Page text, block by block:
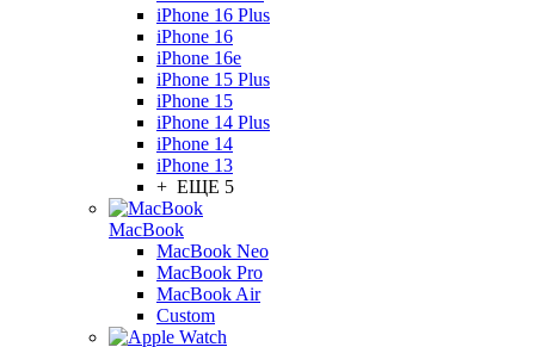
iPhone 16 Plus
iPhone 16
iPhone 16e
iPhone 15 Plus
iPhone 15
iPhone 14 Plus
iPhone 14
iPhone 13
+ ЕЩЕ 5
MacBook
MacBook Neo
MacBook Pro
MacBook Air
Custom